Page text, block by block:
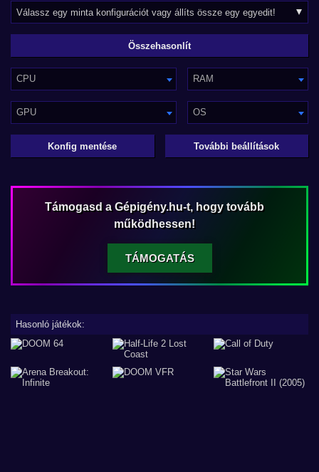
CPU RAM
GPU OS
Konfig mentése További beállítások
Támogasd a Gépigény.hu-t, hogy tovább
működhessen!
TÁMOGATÁS
Hasonló játékok: